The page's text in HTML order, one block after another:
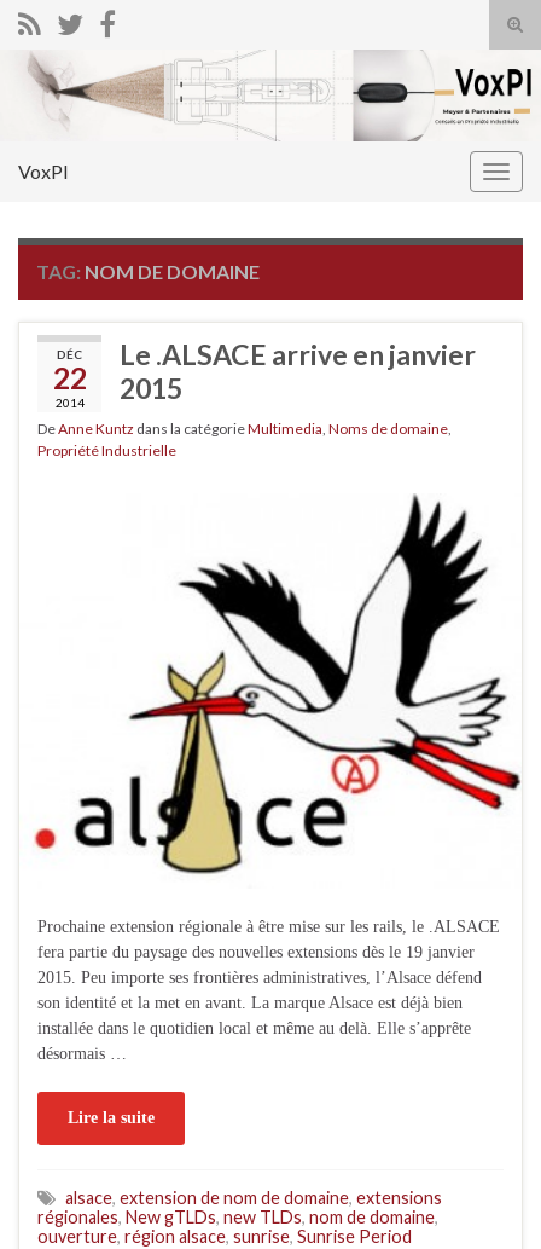
Search for:
VoxPI
TAG: NOM DE DOMAINE
DÉC
22
2014
Le .ALSACE arrive en janvier
2015
DeAnne Kuntz dans la catégorieMultimedia Noms de domaine
Propriété Industrielle
Prochaine extension régionale à être mise sur les rails, le .ALSACE
fera partie du paysage des nouvelles extensions dès le 19 janvier
2015. Peu importe ses frontières administratives, l’Alsace défend
son identité et la met en avant. La marque Alsace est déjà bien
installée dans le quotidien local et même au delà. Elle s’apprête
désormais …
Lire la suite
alsace, extension de nom de domaine, extensions
régionales, New gTLDs, new TLDs, nom de domaine,
ouverture, région alsace, sunrise, Sunrise Period